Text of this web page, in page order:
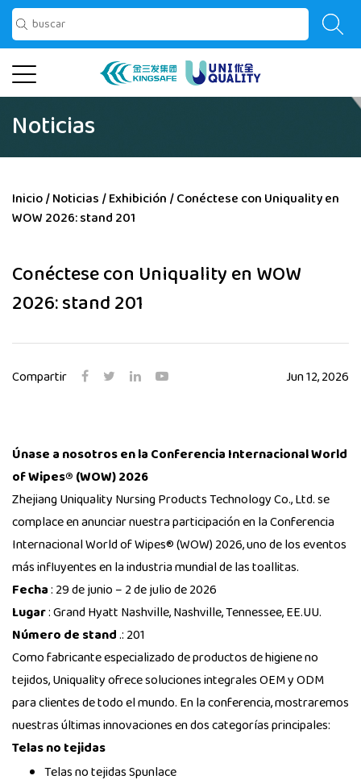
Noticias
Inicio/Noticias /Exhibición /Conéctese con Uniquality en
WOW 2026: stand 201
Conéctese con Uniquality en WOW
2026: stand 201
Compartir Jun 12, 2026
Únase a nosotros en la Conferencia Internacional World
of Wipes® (WOW) 2026
Zhejiang Uniquality Nursing Products Technology Co., Ltd. se
complace en anunciar nuestra participación en la Conferencia
Internacional World of Wipes® (WOW) 2026, uno de los eventos
más influyentes en la industria mundial de las toallitas.
Fecha: 29 de junio – 2 de julio de 2026
Lugar: Grand Hyatt Nashville, Nashville, Tennessee, EE.UU.
Número de stand.: 201
Como fabricante especializado de productos de higiene no
tejidos, Uniquality ofrece soluciones integrales OEM y ODM
para clientes de todo el mundo. En la conferencia, mostraremos
nuestras últimas innovaciones en dos categorías principales:
Telas no tejidas
Telas no tejidas Spunlace